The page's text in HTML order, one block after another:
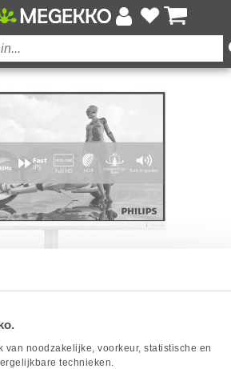
van noodzakelijke, voorkeur, statistische en
technieken.
00 24" FULL-HD
MONITOR
is helaas niet meer beschikbaar.